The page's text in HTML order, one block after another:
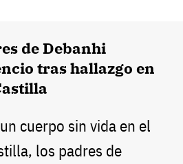
de Debanhi
tras hallazgo en
cuerpo sin vida en el
los padres de